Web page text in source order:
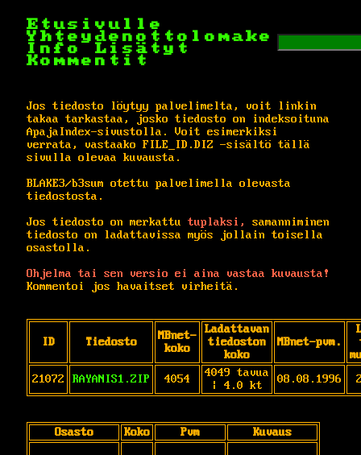
Etusivulle
Yhteydenottolomake
Info
Lisätyt
Kommentit
Jos tiedosto löytyy palvelimelta, voit linkin
takaa tarkastaa, josko tiedosto on indeksoituna
ApajaIndex-sivustolla. Voit esimerkiksi
verrata, vastaako FILE_ID.DIZ -sisältö tällä
sivulla olevaa kuvausta.
BLAKE3/b3sum otettu palvelimella olevasta
tiedostosta.
Jos tiedosto on merkattu tuplaksi,
samanniminen
tiedosto on ladattavissa myös jollain toisella
osastolla.
Ohjelma tai sen versio ei aina vastaa kuvausta!
Kommentoi jos havaitset virheitä.
ID Tiedosto
MBnet-
koko
Ladattavan
tiedoston
koko
MBnet-pvm.
21072
RAYANIS1.ZIP 4054
4049 tavua
| 4.0 kt
08.08.1996
Osasto Koko Pvm Kuvaus